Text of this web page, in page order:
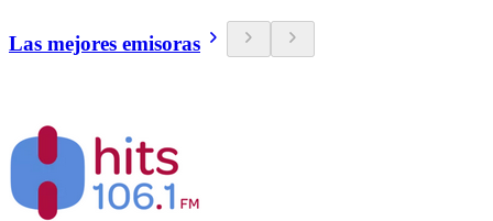
Las mejores emisoras